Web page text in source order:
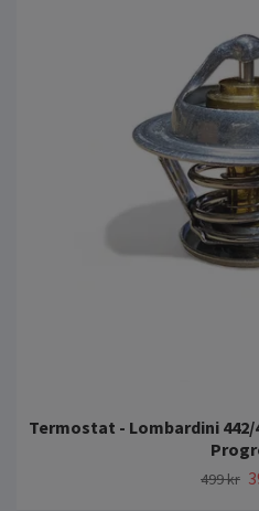
Termostat - Lombardini 442/
499 kr